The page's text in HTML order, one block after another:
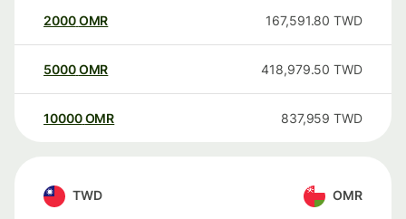
2000OMR 167,591.80 TWD
5000OMR 418,979.50 TWD
10000 OMR 837,959 TWD
TWD OMR